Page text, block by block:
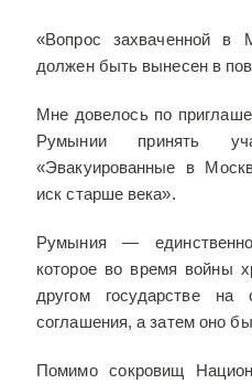
«Вопрос захваченной в
должен быть вынесен в
Мне довелось по
Румынии принять
«Эвакуированные в
иск старше века».
Румыния —
которое во время войны
другом государстве на
соглашения, а затем оно
Помимо сокровищ